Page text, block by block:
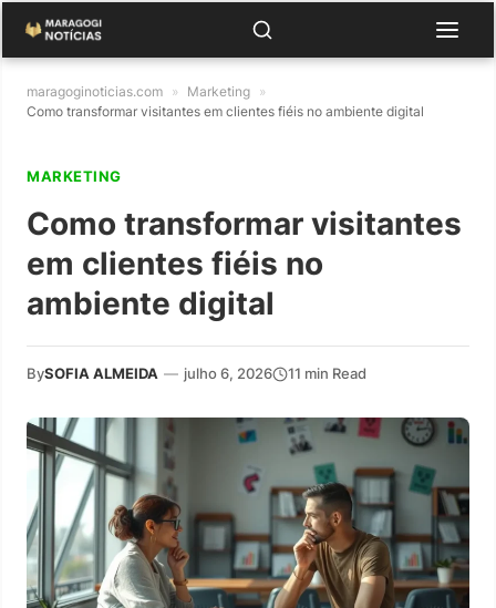
maragoginoticias.com » Marketing »
Como transformar visitantes em clientes fiéis no ambiente digital
MARKETING
Como transformar visitantes
em clientes fiéis no
ambiente digital
BySOFIA ALMEIDA — julho 6, 2026 11 min Read